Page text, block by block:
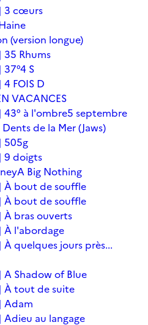
3 cœurs
(version longue)
35 Rhums
S
FOIS D
VACANCES
43° à l'ombre5 septembre
de la Mer (Jaws)
505g
9 doigts
A Big Nothing
À bout de souffle
À bout de souffle
À bras ouverts
À l'abordage
quelques jours près...
Shadow of Blue
À tout de suite
Adam
au langage